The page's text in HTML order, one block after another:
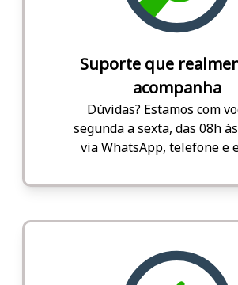
Suporte que
acompanha
Dúvidas? Estamos com
segunda a sexta, das 08h
via WhatsApp, telefone e